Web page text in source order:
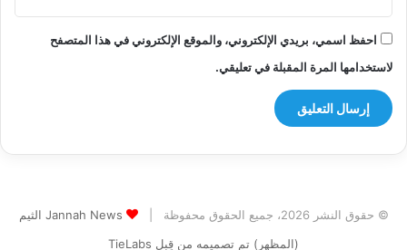
احفظ اسمي، بريدي الإلكتروني، والموقع الإلكتروني في هذا المتصفح
لاستخدامها المرة المقبلة في تعليقي.
© حقوق النشر 2026، جميع الحقوق محفوظة |
Jannah News الثيم
(المظهر) تم تصميمه من قِبل TieLabs